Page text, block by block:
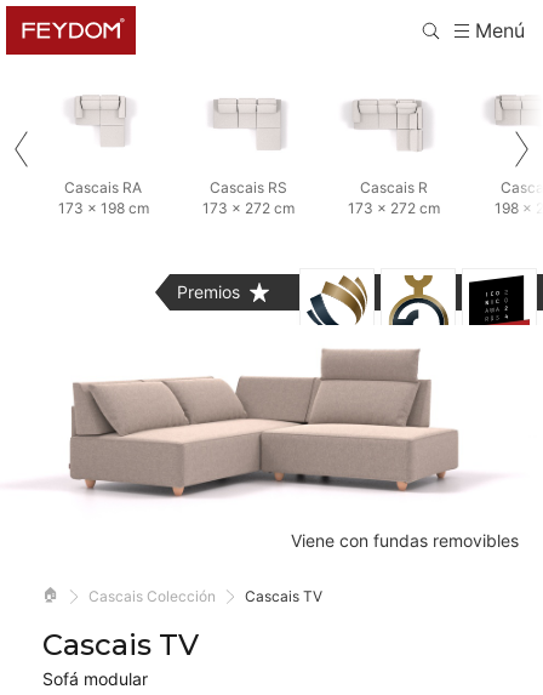
Menú
Cascais RA
173 × 198 cm
Cascais RS
173 × 272 cm
Cascais R
173 × 272 cm
198 ×
Viene con fundas removibles
Premios
🏠 Cascais Colección Cascais TV
Cascais TV
Sofá modular